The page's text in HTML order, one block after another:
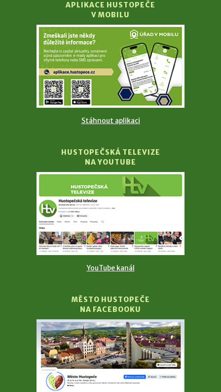
APLIKACE HUSTOPEČE
V MOBILU
Stáhnout aplikaci
HUSTOPEČSKÁ TELEVIZE
NA YOUTUBE
YouTube kanál
MĚSTO HUSTOPEČE
NA FACEBOOKU